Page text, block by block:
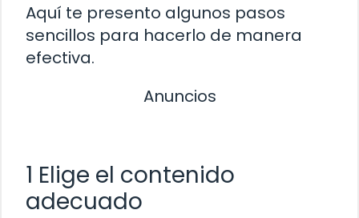
Aquí te presento algunos pasos
sencillos para hacerlo de manera
efectiva.
Anuncios
1 Elige el contenido
adecuado